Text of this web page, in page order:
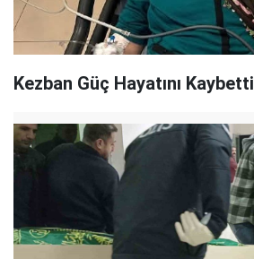
Kezban Güç Hayatını Kaybetti